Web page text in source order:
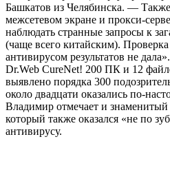
Башкатов из Челябинска. —
межсетевом экране и прокси-
наблюдать странные запросы к
(чаще всего китайским).
антивирусом результатов не
Dr.Web CureNet! 200 ПК и 12
выявлено порядка 300
около двадцати оказались по-
Владимир отмечает и знаменитый
который также оказался «не по
антивирусу.